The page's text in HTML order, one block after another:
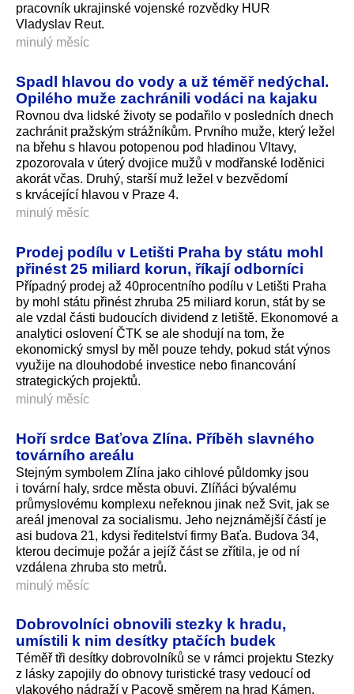
pracovník ukrajinské vojenské rozvědky HUR
Vladyslav Reut.
minulý měsíc
Spadl hlavou do vody a už téměř nedýchal.
Opilého muže zachránili vodáci na kajaku
Rovnou dva lidské životy se podařilo v posledních dnech
zachránit pražským strážníkům. Prvního muže, který ležel
na břehu s hlavou potopenou pod hladinou Vltavy,
zpozorovala v úterý dvojice mužů v modřanské loděnici
akorát včas. Druhý, starší muž ležel v bezvědomí
s krvácející hlavou v Praze 4.
minulý měsíc
Prodej podílu v Letišti Praha by státu mohl
přinést 25 miliard korun, říkají odborníci
Případný prodej až 40procentního podílu v Letišti Praha
by mohl státu přinést zhruba 25 miliard korun, stát by se
ale vzdal části budoucích dividend z letiště. Ekonomové a
analytici oslovení ČTK se ale shodují na tom, že
ekonomický smysl by měl pouze tehdy, pokud stát výnos
využije na dlouhodobé investice nebo financování
strategických projektů.
minulý měsíc
Hoří srdce Baťova Zlína. Příběh slavného
továrního areálu
Stejným symbolem Zlína jako cihlové půldomky jsou
i tovární haly, srdce města obuvi. Zlíňáci bývalému
průmyslovému komplexu neřeknou jinak než Svit, jak se
areál jmenoval za socialismu. Jeho nejznámější částí je
asi budova 21, kdysi ředitelství firmy Baťa. Budova 34,
kterou decimuje požár a jejíž část se zřítila, je od ní
vzdálena zhruba sto metrů.
minulý měsíc
Dobrovolníci obnovili stezky k hradu,
umístili k nim desítky ptačích budek
Téměř tři desítky dobrovolníků se v rámci projektu Stezky
z lásky zapojily do obnovy turistické trasy vedoucí od
vlakového nádraží v Pacově směrem na hrad Kámen.